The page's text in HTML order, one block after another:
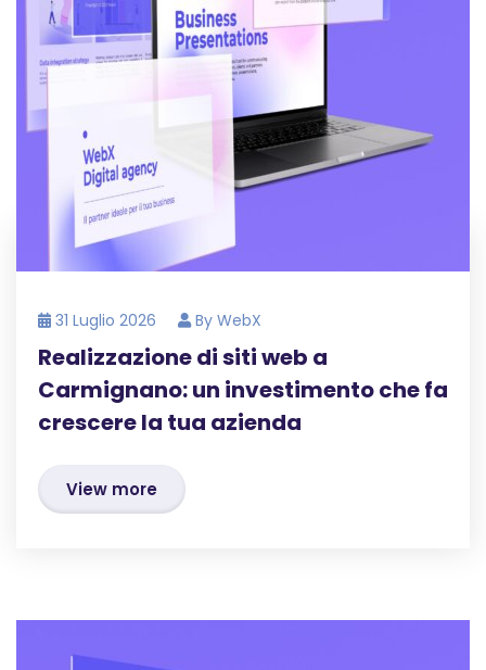
31 Luglio 2026 By WebX
Realizzazione di siti web a
Carmignano: un investimento che fa
crescere la tua azienda
View more